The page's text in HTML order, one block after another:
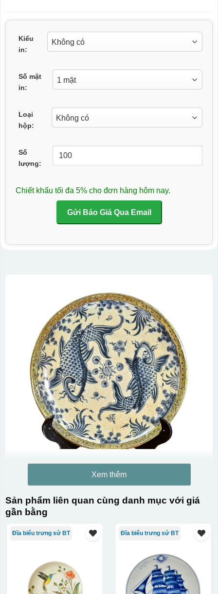
Kiểu
in:
Số mặt
in:
Loại
hộp:
Số
lượng:
Chiết khấu tối đa 5% cho đơn hàng hôm nay.
Gửi Báo Giá Qua Email
Xem thêm
Sản phẩm liên quan cùng danh mục với giá
gần bằng
Đĩa biểu trưng sứ BT Đĩa biểu trưng sứ BT